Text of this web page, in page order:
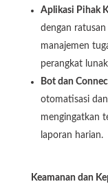
Aplikasi Pihak
dengan
manajemen
perangkat
Bot dan
otomatisasi
mengingatkan
laporan harian.
Keamanan dan